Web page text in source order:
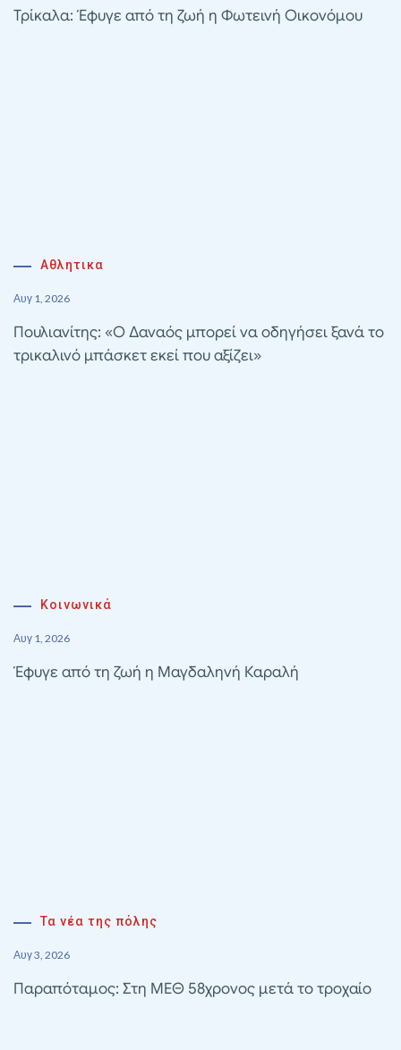
Τρίκαλα: Έφυγε από τη ζωή η Φωτεινή Οικονόμου
Αθλητικα
Αυγ 1, 2026
Πουλιανίτης: «Ο Δαναός μπορεί να οδηγήσει ξανά το
τρικαλινό μπάσκετ εκεί που αξίζει»
Κοινωνικά
Αυγ 1, 2026
Έφυγε από τη ζωή η Μαγδαληνή Καραλή
Τα νέα της πόλης
Αυγ 3, 2026
Παραπόταμος: Στη ΜΕΘ 58χρονος μετά το τροχαίο